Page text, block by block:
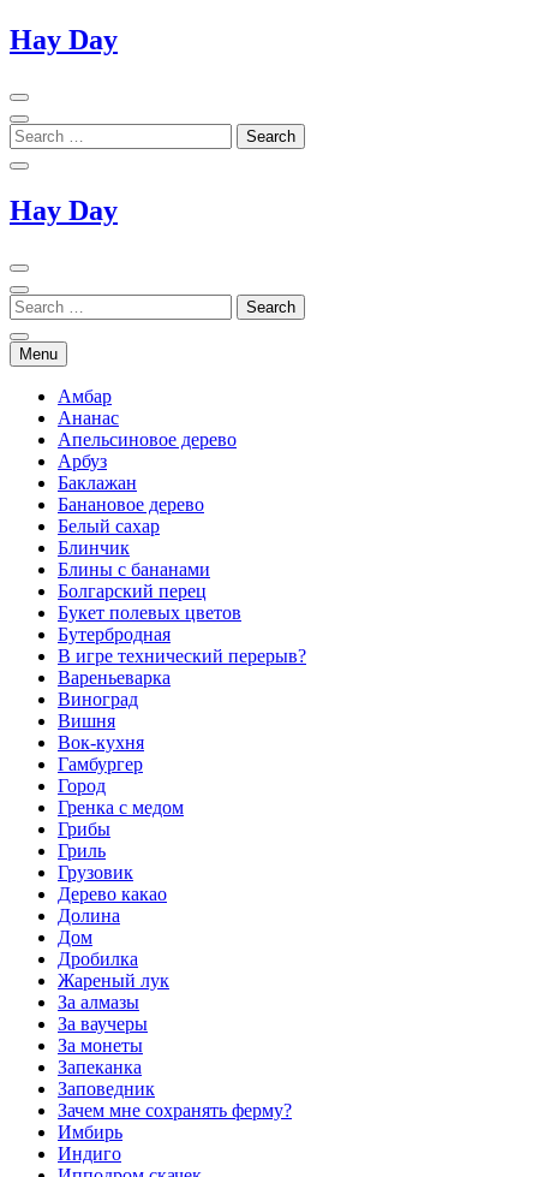
Skip
to
Hay Day
Hay Day
Menu
Амбар
Ананас
Апельсиновое дерево
Арбуз
Баклажан
Банановое дерево
Белый сахар
Блинчик
Блины с бананами
Болгарский перец
Букет полевых цветов
Бутербродная
В игре технический перерыв?
Вареньеварка
Виноград
Вишня
Вок-кухня
Гамбургер
Город
Гренка с медом
Грибы
Гриль
Грузовик
Дерево какао
Долина
Дом
Дробилка
Жареный лук
За алмазы
За ваучеры
За монеты
Запеканка
Заповедник
Зачем мне сохранять ферму?
Имбирь
Индиго